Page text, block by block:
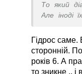
То який
Але іноді
Гідрос саме.
сторонній.
років 6. А
то зникне .. і